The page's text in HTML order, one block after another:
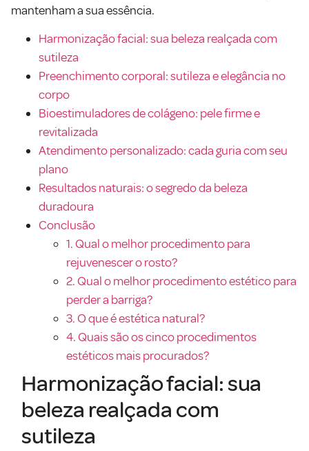
mantenham a sua essência.
Harmonização facial: sua beleza realçada com
sutileza
Preenchimento corporal: sutileza e elegância no
corpo
Bioestimuladores de colágeno: pele firme e
revitalizada
Atendimento personalizado: cada guria com seu
plano
Resultados naturais: o segredo da beleza
duradoura
Conclusão
1. Qual o melhor procedimento para
rejuvenescer o rosto?
2. Qual o melhor procedimento estético para
perder a barriga?
3. O que é estética natural?
4. Quais são os cinco procedimentos
estéticos mais procurados?
Harmonização facial: sua
beleza realçada com
sutileza